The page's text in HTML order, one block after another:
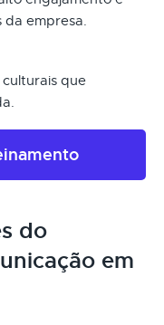
da empresa.
que
do
em